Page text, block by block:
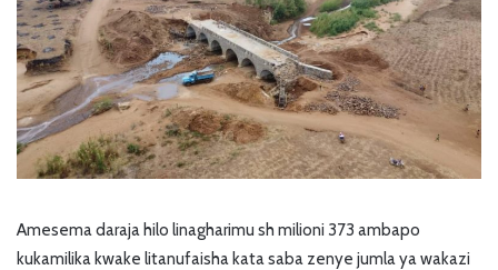
Amesema daraja hilo linagharimu sh milioni 373 ambapo
kukamilika kwake litanufaisha kata saba zenye jumla ya wakazi